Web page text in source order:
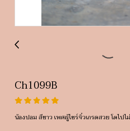
Ch1099B
น้องปอม สีขาว เพศผู้ไซร์จิ๋วเกรดสวย โตไป